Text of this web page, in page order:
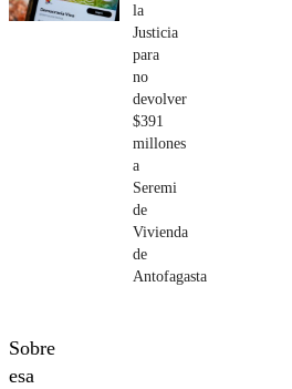
la
Justicia
para
no
devolver
$391
millones
a
Seremi
de
Vivienda
de
Antofagasta
Sobre
esa